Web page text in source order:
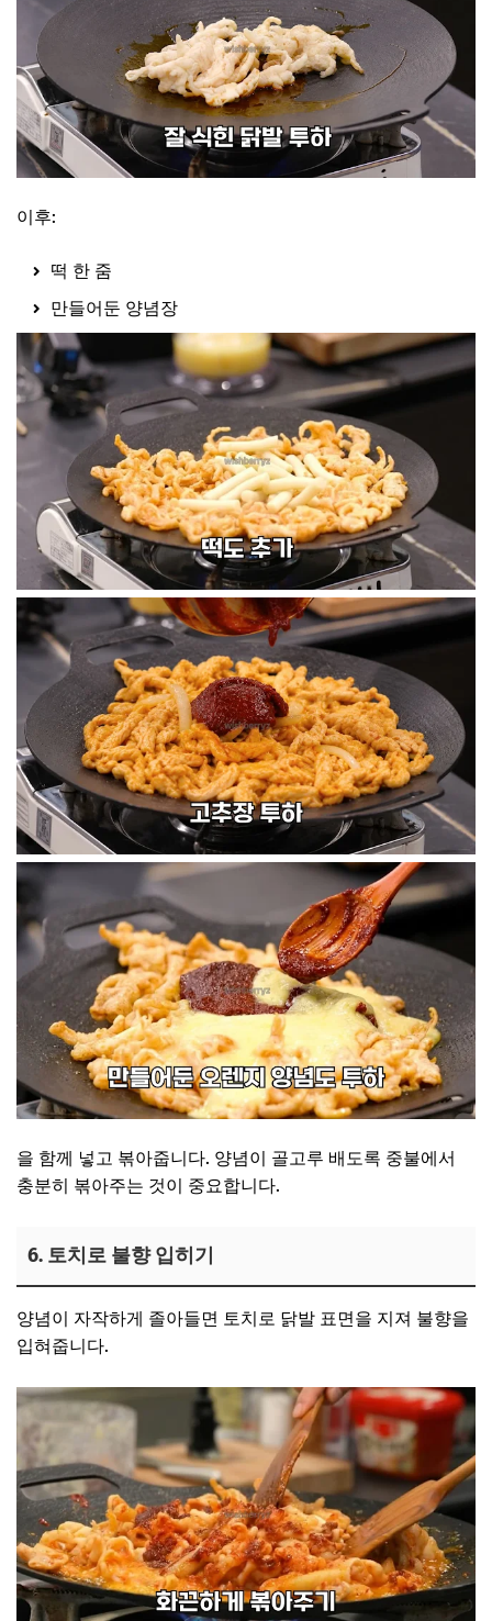
이후:
떡 한 줌
만들어둔 양념장
을 함께 넣고 볶아줍니다. 양념이 골고루 배도록 중불에서
충분히 볶아주는 것이 중요합니다.
6. 토치로 불향 입히기
양념이 자작하게 졸아들면 토치로 닭발 표면을 지져 불향을
입혀줍니다.